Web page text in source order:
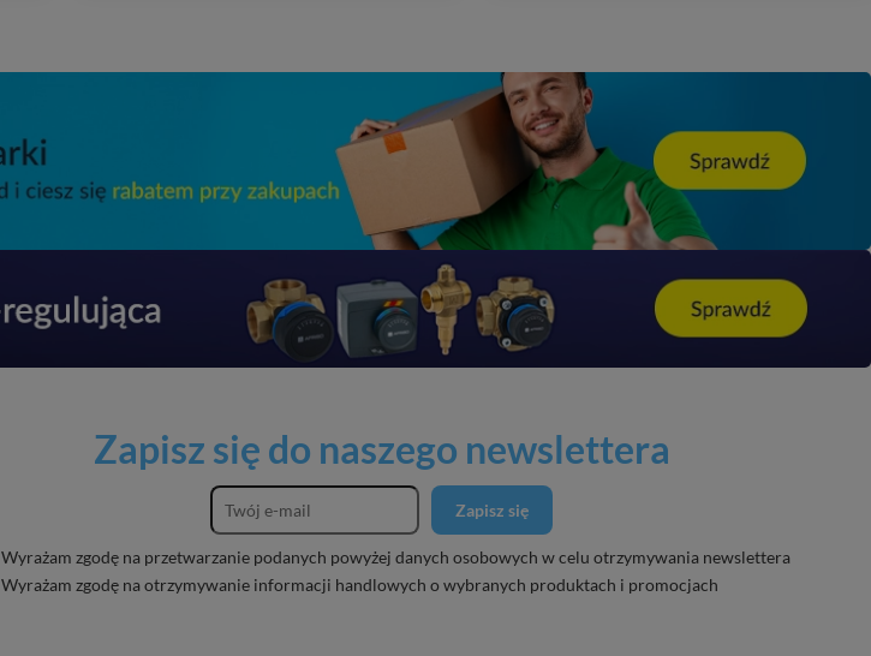
Zapisz się do naszego newslettera
Zapisz się
Wyrażam zgodę na przetwarzanie podanych powyżej danych osobowych w celu otrzymywania newslettera
Wyrażam zgodę na otrzymywanie informacji handlowych o wybranych produktach i promocjach